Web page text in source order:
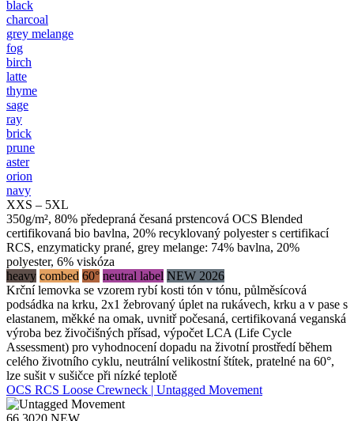
black
charcoal
grey melange
fog
birch
latte
thyme
sage
ray
brick
prune
aster
orion
navy
XXS – 5XL
350g/m², 80% předepraná česaná prstencová OCS Blended
certifikovaná bio bavlna, 20% recyklovaný polyester s certifikací
RCS, enzymaticky prané, grey melange: 74% bavlna, 20%
polyester, 6% viskóza
heavy combed 60° neutral label NEW 2026
Krční lemovka se vzorem rybí kosti tón v tónu, půlměsícová
podsádka na krku, 2x1 žebrovaný úplet na rukávech, krku a v pase s
elastanem, měkké na omak, uvnitř počesaná, certifikovaná veganská
výroba bez živočišných přísad, výpočet LCA (Life Cycle
Assessment) pro vyhodnocení dopadu na životní prostředí během
celého životního cyklu, neutrální velikostní štítek, pratelné na 60°,
lze sušit v sušičce při nízké teplotě
OCS RCS Loose Crewneck | Untagged Movement
66.3020 NEW